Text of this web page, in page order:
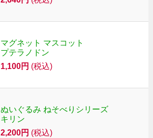
マグネット マスコット
プテラノドン
1,100円 (税込)
ぬいぐるみ ねそべりシリーズ
キリン
2,200円 (税込)